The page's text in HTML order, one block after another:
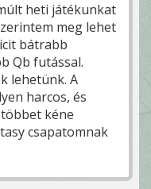
heti játékunkat
meg lehet
bátrabb
Qb futással.
lehetünk. A
harcos, és
kéne
csapatomnak